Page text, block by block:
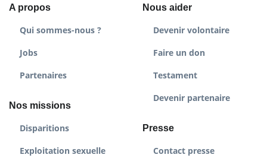
A propos
Qui sommes-nous ?
Jobs
Partenaires
Nos missions
Disparitions
Exploitation sexuelle
Nous aider
Devenir volontaire
Faire un don
Testament
Devenir partenaire
Presse
Contact presse